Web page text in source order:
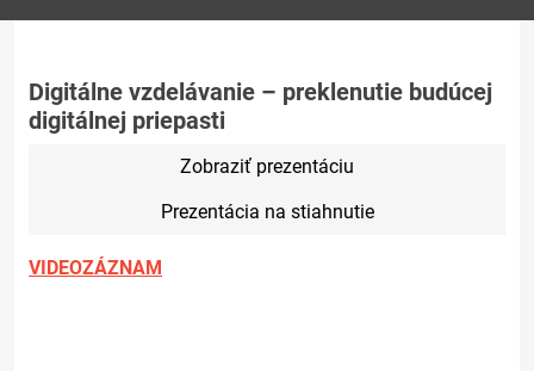
Digitálne vzdelávanie – preklenutie budúcej
digitálnej priepasti
Zobraziť prezentáciu
Prezentácia na stiahnutie
VIDEOZÁZNAM